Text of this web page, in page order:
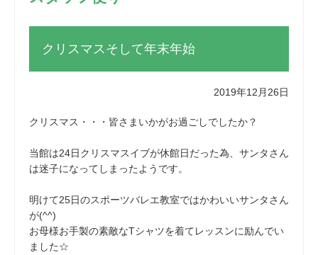
クリスマスそして年末年始
2019年12月26日
クリスマス・・・皆さまいかがお過ごしでしたか？
当館は24日クリスマスイブが休館日だった為、サンタさん
は迷子になってしまったようです。
明けて25日のスポーツバレエ教室ではかわいいサンタさん
が(^^)
お母様お手製の素敵なTシャツを着てレッスンに励んでい
ました☆